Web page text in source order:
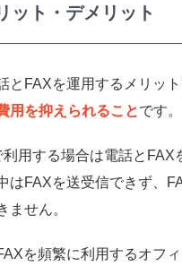
ット・デメリット
とFAXを運用するメリット
用を抑えられることです。
用する場合は電話とFAX
はFAXを送受信できず、
ません。
を頻繁に利用するオフィ